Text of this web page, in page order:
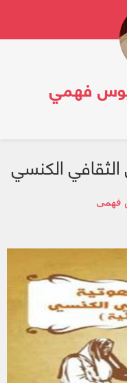
فهمي
Toggle
الثقافي الكنسي
فهمى